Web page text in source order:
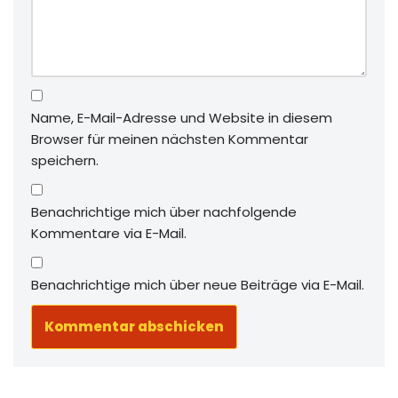
Name, E-Mail-Adresse und Website in diesem
Browser für meinen nächsten Kommentar
speichern.
Benachrichtige mich über nachfolgende
Kommentare via E-Mail.
Benachrichtige mich über neue Beiträge via E-Mail.